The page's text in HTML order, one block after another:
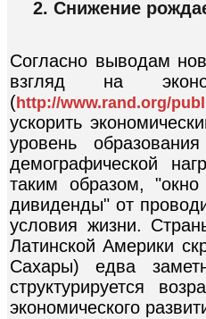
2. Снижение
Согласно выводам
взгляд на
(http://www.rand.org/
ускорить
уровень
демографической
таким образом, "окно
дивиденды" от
условия жизни.
Латинской Америки
Сахары) едва
структурируется
экономического